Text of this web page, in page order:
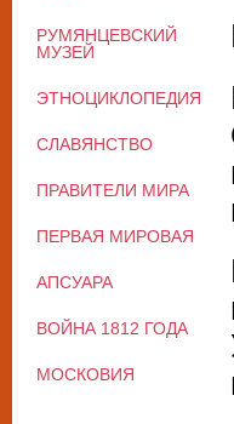
РУМЯНЦЕВСКИЙ
МУЗЕЙ
ЭТНОЦИКЛОПЕДИЯ
СЛАВЯНСТВО
ПРАВИТЕЛИ МИРА
ПЕРВАЯ МИРОВАЯ
АПСУАРА
ВОЙНА 1812 ГОДА
МОСКОВИЯ